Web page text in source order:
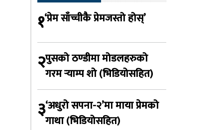
१‘प्रेम साँच्चीकै प्रेमजस्तो होस्’
२पुसको ठण्डीमा मोडलहरुको
गरम र्‍याम्प शो (भिडियोसहित)
३‘अधुरो सपना-२’मा माया प्रेमको
गाथा (भिडियोसहित)